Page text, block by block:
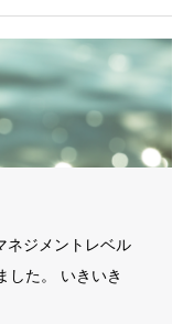
ネジメントレベル
きいき